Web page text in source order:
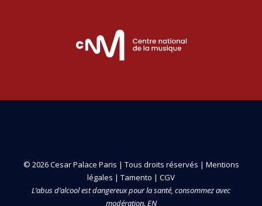
© 2026 Cesar Palace Paris | Tous droits réservés | Mentions
légales | Tamento | CGV
L’abus d’alcool est dangereux pour la santé, consommez avec
modération. EN